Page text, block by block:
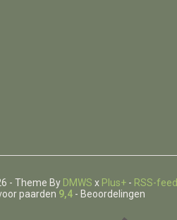
- Theme By DMWS x Plus+ - RSS-feed
paarden 9,4 - Beoordelingen